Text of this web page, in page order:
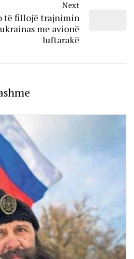
Next
të fillojë trajnimin
me avionë
luftarakë